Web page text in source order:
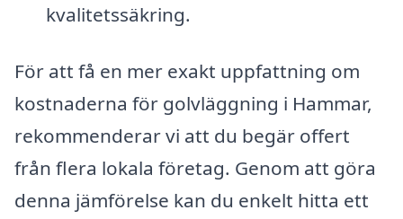
kvalitetssäkring.
För att få en mer exakt uppfattning om
kostnaderna för golvläggning i Hammar,
rekommenderar vi att du begär offert
från flera lokala företag. Genom att göra
denna jämförelse kan du enkelt hitta ett